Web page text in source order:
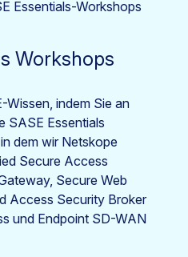
Workshops
Wissen, indem Sie an
SASE Essentials
dem wir Netskope
Secure Access
Secure Web
Access Security Broker
und Endpoint SD-WAN